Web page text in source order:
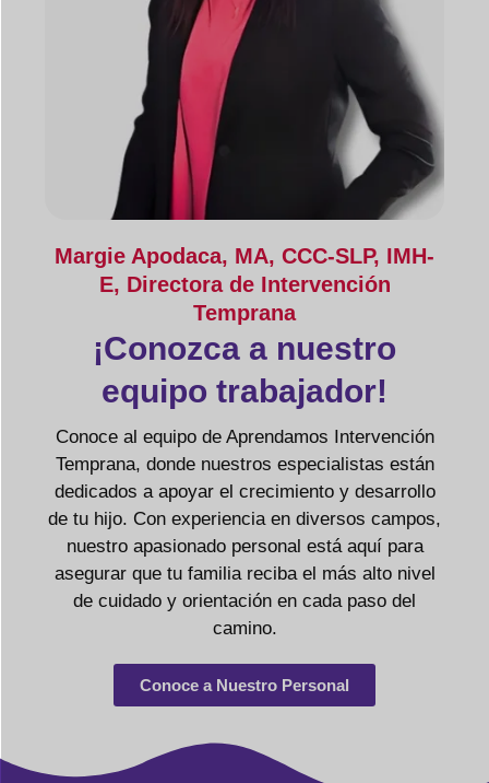
Margie Apodaca, MA, CCC-SLP, IMH-
E, Directora de Intervención
Temprana
¡Conozca a nuestro
equipo trabajador!
Conoce al equipo de Aprendamos Intervención
Temprana, donde nuestros especialistas están
dedicados a apoyar el crecimiento y desarrollo
de tu hijo. Con experiencia en diversos campos,
nuestro apasionado personal está aquí para
asegurar que tu familia reciba el más alto nivel
de cuidado y orientación en cada paso del
camino.
Conoce a Nuestro Personal